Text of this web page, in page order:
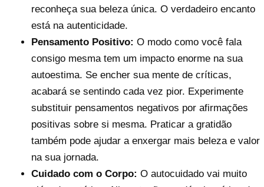
reconheça sua beleza única. O verdadeiro encanto
está na autenticidade.
Pensamento Positivo: O modo como você fala
consigo mesma tem um impacto enorme na sua
autoestima. Se encher sua mente de críticas,
acabará se sentindo cada vez pior. Experimente
substituir pensamentos negativos por afirmações
positivas sobre si mesma. Praticar a gratidão
também pode ajudar a enxergar mais beleza e valor
na sua jornada.
Cuidado com o Corpo: O autocuidado vai muito